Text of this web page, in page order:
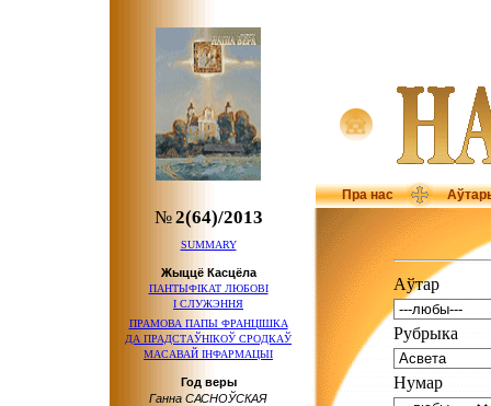
Пра нас
№2(64)/2013
SUMMARY
Жыццё Касцёла
ПАНТЫФІКАТ ЛЮБОВІ
І СЛУЖЭННЯ
ПРАМОВА ПАПЫ ФРАНЦІШКА
ДА ПРАДСТАЎНІКОЎ СРОДКАЎ
МАСАВАЙ ІНФАРМАЦЫІ
Год веры
Ганна САСНОЎСКАЯ
Аўтар
Рубрыка
Нумар